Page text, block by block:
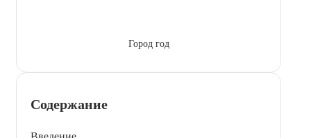
Город год
Содержание